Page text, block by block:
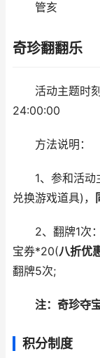
管亥
奇珍翻翻乐
活动主题时刻
24:00:00
方法说明：
1、参和活动
兑换游戏道具)，
2、翻牌1次：
宝券*20(八折优
翻牌5次;
注：奇珍夺
积分制度